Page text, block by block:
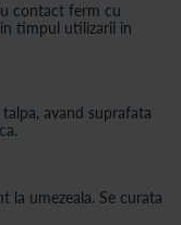
contact ferm cu
timpul utilizarii in
avand suprafata
la umezeala. Se curata